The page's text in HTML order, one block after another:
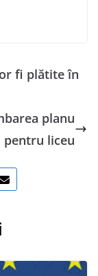
fi plătite în
planu
liceu